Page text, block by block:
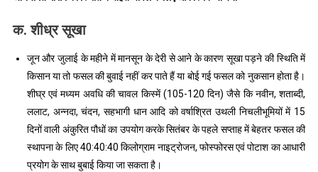
क. शीध्र सूखा
जून और जुलाई के महीने में मानसून के देरी से आने के कारण सूखा पड़ने की स्थिति में
किसान या तो फसल की बुवाई नहीं कर पाते हैं या बोई गई फसल को नुकसान होता है।
शीघ्र एवं मध्यम अवधि की चावल किस्में (105-120 दिन) जैसे कि नवीन, शताब्दी,
ललाट, अन्नदा, चंदन, सहभागी धान आदि को वर्षाश्रित उथली निचलीभूमियों में 15
दिनों वाली अंकुरित पौधों का उपयोग करके सितंबर के पहले सप्ताह में बेहतर फसल की
स्थापना के लिए 40:40:40 किलोग्राम नाइट्रोजन, फोस्फोरस एवं पोटाश का आधारी
प्रयोग के साथ बुबाई किया जा सकता है।